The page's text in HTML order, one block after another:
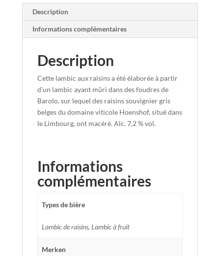
Description
Informations complémentaires
Description
Cette lambic aux raisins a été élaborée à partir
d’un lambic ayant mûri dans des foudres de
Barolo, sur lequel des raisins souvignier gris
belges du domaine viticole Hoenshof, situé dans
le Limbourg, ont macéré. Alc. 7,2 % vol.
Informations
complémentaires
Types de bière
Lambic de raisins, Lambic à fruit
Merken